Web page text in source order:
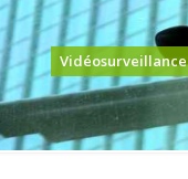
Vidéosurveillance